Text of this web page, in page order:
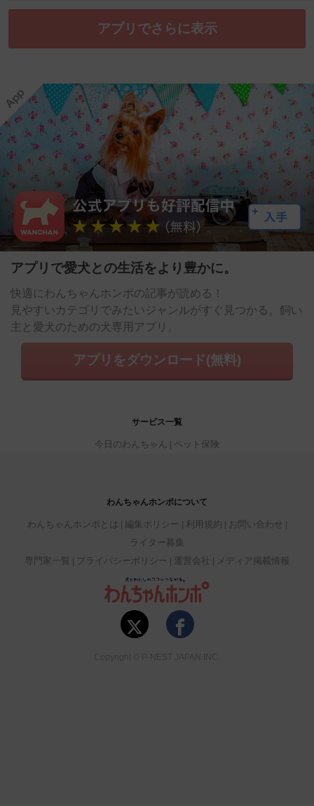
アプリでさらに表示
アプリで愛犬との生活をより豊かに。
快適にわんちゃんホンポの記事が読める！
見やすいカテゴリでみたいジャンルがすぐ見つかる。飼い
主と愛犬のための犬専用アプリ。
アプリをダウンロード(無料)
サービス一覧
今日のわんちゃん ペット保険
わんちゃんホンポについて
わんちゃんホンポとは 編集ポリシー 利用規約
お問い合わせ
ライター募集
専門家一覧
プライバシーポリシー 運営会社 メディア掲載情報